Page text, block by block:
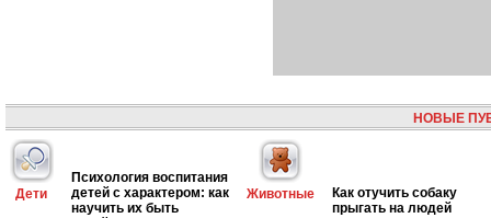
НОВЫЕ
Дети
Психология воспитания
детей с характером: как
научить их быть
Животные
Как отучить собаку
прыгать на людей